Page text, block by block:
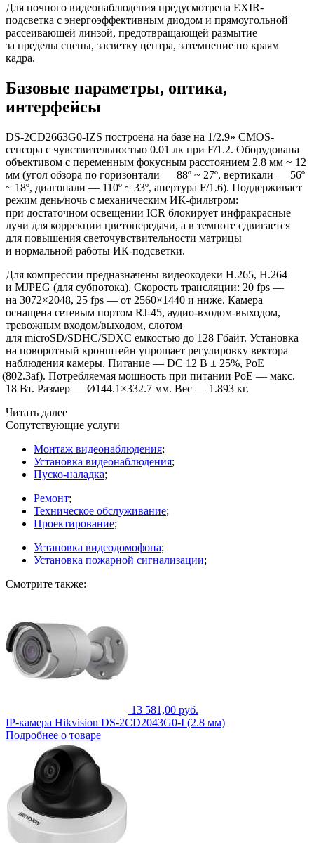
Для ночного видеонаблюдения предусмотрена EXIR-
подсветка с энергоэффективным диодом и прямоугольной
рассеивающей линзой, предотвращающей размытие
за пределы сцены, засветку центра, затемнение по краям
кадра.
Базовые параметры, оптика,
интерфейсы
DS-2CD2663G0-IZS построена на базе на 1/2.9» CMOS-
сенсора с чувствительностью 0.01 лк при F/1.2. Оборудована
объективом с переменным фокусным расстоянием 2.8 мм ~ 12
мм (угол обзора по горизонтали — 88º ~ 27º, вертикали — 56º
~ 18º, диагонали — 110º ~ 33º, апертура F/1.6). Поддерживает
режим день/ночь с механическим ИК-фильтром:
при достаточном освещении ICR блокирует инфракрасные
лучи для коррекции цветопередачи, а в темноте сдвигается
для повышения светочувствительности матрицы
и нормальной работы ИК-подсветки.
Для компрессии предназначены видеокодеки H.265, H.264
и MJPEG (для субпотока). Скорость трансляции: 20 fps —
на 3072×2048, 25 fps — от 2560×1440 и ниже. Камера
оснащена сетевым портом RJ-45, аудио-входом-выходом,
тревожным входом/выходом, слотом
для microSD/SDHC/SDXC емкостью до 128 Гбайт. Установка
на поворотный кронштейн упрощает регулировку вектора
наблюдения камеры. Питание — DC 12 В ± 25%, PoE
(802.3af). Потребляемая мощность при питании РоЕ — макс.
18 Вт. Размер — Ø144.1×332.7 мм. Вес — 1.893 кг.
Читать далее
Сопутствующие услуги
Монтаж видеонаблюдения;
Установка видеонаблюдения;
Пуско-наладка;
Ремонт;
Техническое обслуживание;
Проектирование;
Установка видеодомофона;
Установка пожарной сигнализации;
Смотрите также:
13 581,00 руб.
IP-камера Hikvision DS-2CD2043G0-I (2.8 мм)
Подробнее о товаре